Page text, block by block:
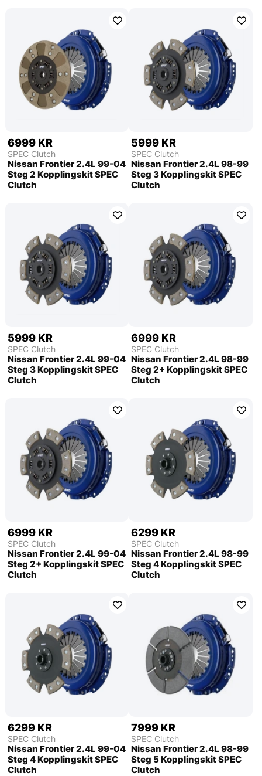
6999 KR
SPEC Clutch
Nissan Frontier 2.4L 99-04
Steg 2 Kopplingskit SPEC
Clutch
5999 KR
SPEC Clutch
Nissan Frontier 2.4L 98-99
Steg 3 Kopplingskit SPEC
Clutch
5999 KR
SPEC Clutch
Nissan Frontier 2.4L 99-04
Steg 3 Kopplingskit SPEC
Clutch
6999 KR
SPEC Clutch
Nissan Frontier 2.4L 98-99
Steg 2+ Kopplingskit SPEC
Clutch
6999 KR
SPEC Clutch
Nissan Frontier 2.4L 99-04
Steg 2+ Kopplingskit SPEC
Clutch
6299 KR
SPEC Clutch
Nissan Frontier 2.4L 98-99
Steg 4 Kopplingskit SPEC
Clutch
6299 KR
SPEC Clutch
Nissan Frontier 2.4L 99-04
Steg 4 Kopplingskit SPEC
Clutch
7999 KR
SPEC Clutch
Nissan Frontier 2.4L 98-99
Steg 5 Kopplingskit SPEC
Clutch